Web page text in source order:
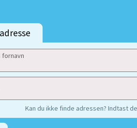
fornavn
Kan du ikke finde adressen? Indtast